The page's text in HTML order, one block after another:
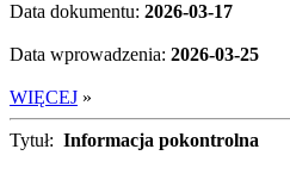
Data dokumentu: 2026-03-17
Data wprowadzenia: 2026-03-25
WIĘCEJ »
Tytuł: Informacja pokontrolna